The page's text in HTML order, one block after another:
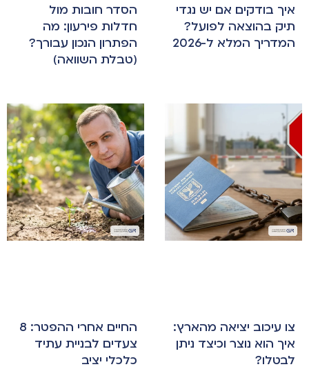
איך בודקים אם יש נגדי
תיק בהוצאה לפועל?
המדריך המלא ל-2026
הסדר חובות מול
חדלות פירעון: מה
הפתרון הנכון עבורך?
(טבלת השוואה)
צו עיכוב יציאה מהארץ:
איך הוא נוצר וכיצד ניתן
לבטלו?
החיים אחרי ההפטר: 8
צעדים לבניית עתיד
כלכלי יציב